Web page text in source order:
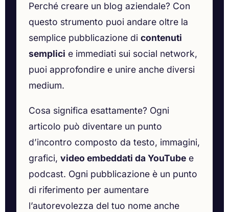
Perché creare un blog aziendale? Con
questo strumento puoi andare oltre la
semplice pubblicazione di contenuti
semplici e immediati sui social network,
puoi approfondire e unire anche diversi
medium.
Cosa significa esattamente? Ogni
articolo può diventare un punto
d’incontro composto da testo, immagini,
grafici, video embeddati da YouTube e
podcast. Ogni pubblicazione è un punto
di riferimento per aumentare
l’autorevolezza del tuo nome anche